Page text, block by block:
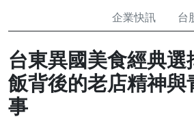
企業快訊 台
台東異國美食經典選
飯背後的老店精神與
事